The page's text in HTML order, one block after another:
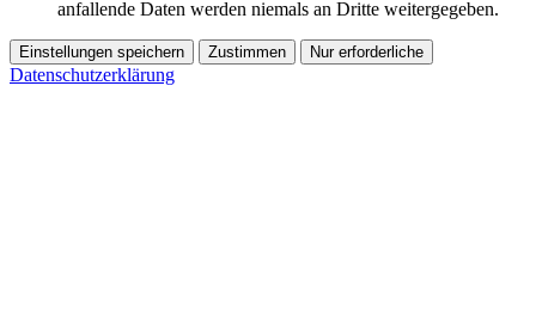
anfallende Daten werden niemals an Dritte weitergegeben.
Einstellungen speichern Zustimmen Nur erforderliche
Datenschutzerklärung